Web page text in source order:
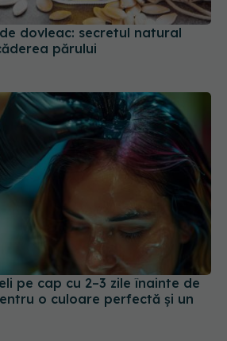
dovleac: secretul natural
părului
pe cap cu 2–3 zile înainte de
o culoare perfectă și un